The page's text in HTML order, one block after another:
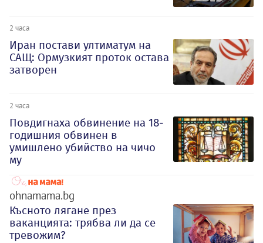
2 часа
Иран постави ултиматум на
САЩ: Ормузкият проток остава
затворен
2 часа
Повдигнаха обвинение на 18-
годишния обвинен в
умишлено убийство на чичо
му
ohnamama.bg
Късното лягане през
ваканцията: трябва ли да се
тревожим?